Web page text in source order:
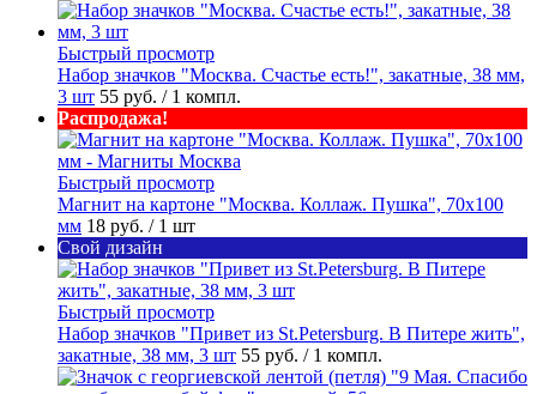
Быстрый просмотр
Набор значков "Москва. Счастье есть!", закатные, 38 мм,
3 шт 55 руб. / 1 компл.
Распродажа!
Быстрый просмотр
Магнит на картоне "Москва. Коллаж. Пушка", 70х100
мм 18 руб. / 1 шт
Свой дизайн
Быстрый просмотр
Набор значков "Привет из St.Petersburg. В Питере жить",
закатные, 38 мм, 3 шт 55 руб. / 1 компл.